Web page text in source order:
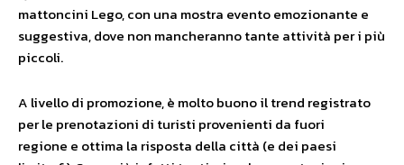
mattoncini Lego, con una mostra evento emozionante e
suggestiva, dove non mancheranno tante attività per i più
piccoli.
A livello di promozione, è molto buono il trend registrato
per le prenotazioni di turisti provenienti da fuori
regione e ottima la risposta della città (e dei paesi